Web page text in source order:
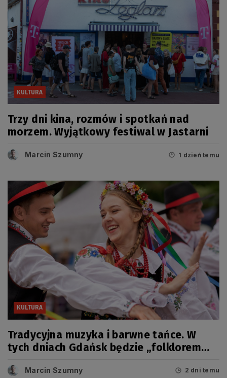
KULTURA
Trzy dni kina, rozmów i spotkań nad
morzem. Wyjątkowy festiwal w Jastarni
Marcin Szumny 1 dzień temu
KULTURA
Tradycyjna muzyka i barwne tańce. W
tych dniach Gdańsk będzie „folklorem
Marcin Szumny 2 dni temu